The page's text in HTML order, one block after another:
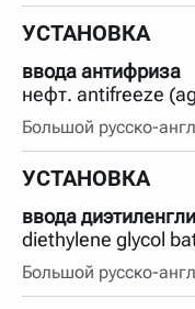
УСТАНОВКА
ввода антифриза
нефт. antifreeze
Большой русско-
УСТАНОВКА
ввода
diethylene glycol
Большой русско-